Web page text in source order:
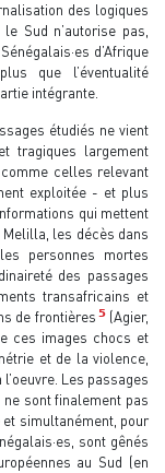
des logiques
Sud n’autorise pas,
d’Afrique
que l’éventualité
intégrante.
étudiés ne vient
tragiques largement
celles relevant
exploitée - et plus
qui mettent
les décès dans
personnes mortes
des passages
transafricains et
de frontières 5(Agier,
ces images chocs et
et de la violence,
Les passages
sont finalement pas
simultanément, pour
sont gênés
au Sud (en